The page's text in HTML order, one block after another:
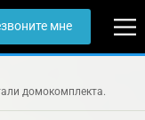
мне
домокомплекта.